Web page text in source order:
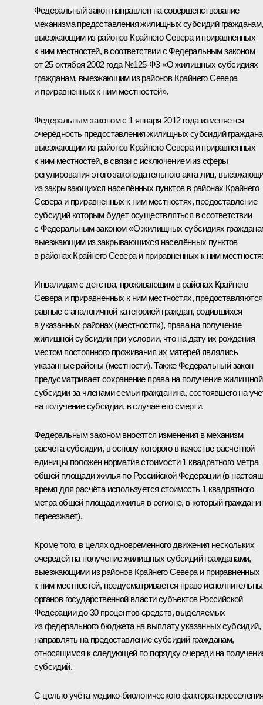
Федеральный закон направлен на совершенствование
механизма предоставления жилищных субсидий гражданам,
выезжающим из районов Крайнего Севера и приравненных
к ним местностей, в соответствии с Федеральным законом
от 25 октября 2002 года №125-ФЗ «О жилищных субсидиях
гражданам, выезжающим из районов Крайнего Севера
и приравненных к ним местностей».
Федеральным законом с 1 января 2012 года изменяется
очерёдность предоставления жилищных субсидий
выезжающим из районов Крайнего Севера и приравненных
к ним местностей, в связи с исключением из сферы
регулирования этого законодательного акта лиц,
из закрывающихся населённых пунктов в районах Крайнего
Севера и приравненных к ним местностях, предоставление
субсидий которым будет осуществляться в соответствии
с Федеральным законом «О жилищных субсидиях
выезжающим из закрывающихся населённых пунктов
в районах Крайнего Севера и приравненных к ним
Инвалидам с детства, проживающим в районах Крайнего
Севера и приравненных к ним местностях, предоставляются
равные с аналогичной категорией граждан, родившихся
в указанных районах (местностях), права на получение
жилищной субсидии при условии, что на дату их рождения
местом постоянного проживания их матерей являлись
указанные районы (местности). Также Федеральный закон
предусматривает сохранение права на получение жилищной
субсидии за членами семьи гражданина, состоявшего на
на получение субсидии, в случае его смерти.
Федеральным законом вносятся изменения в механизм
расчёта субсидии, в основу которого в качестве расчётной
единицы положен норматив стоимости 1 квадратного метра
общей площади жилья по Российской Федерации (в
время для расчёта используется стоимость 1 квадратного
метра общей площади жилья в регионе, в который
переезжает).
Кроме того, в целях одновременного движения нескольких
очередей на получение жилищных субсидий гражданами,
выезжающими из районов Крайнего Севера и приравненных
к ним местностей, предусматривается право
органов государственной власти субъектов Российской
Федерации до 30 процентов средств, выделяемых
из федерального бюджета на выплату указанных субсидий,
направлять на предоставление субсидий гражданам,
относящимся к следующей по порядку очереди на
субсидий.
С целью учёта медико-биологического фактора